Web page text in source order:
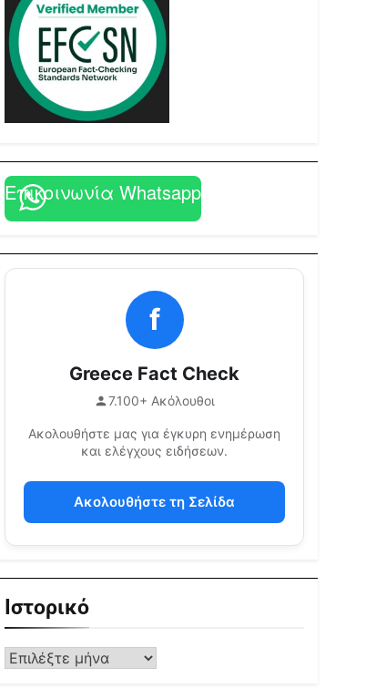
Επικοινωνία Whatsapp
f
Greece Fact Check
7.100+ Ακόλουθοι
Ακολουθήστε μας για έγκυρη ενημέρωση
και ελέγχους ειδήσεων.
Ακολουθήστε τη Σελίδα
Ιστορικό